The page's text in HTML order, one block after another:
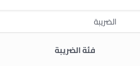
الضريبة
فئة الضريبة